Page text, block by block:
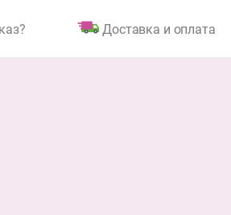
Доставка и оплата